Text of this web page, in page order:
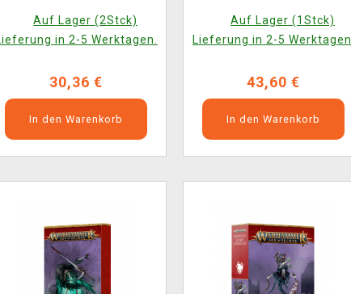
Auf Lager (2Stck)
in 2-5 Werktagen.
30,36 €
In den Warenkorb
Auf Lager (1Stck)
Lieferung in 2-5 Werktagen.
43,60 €
In den Warenkorb